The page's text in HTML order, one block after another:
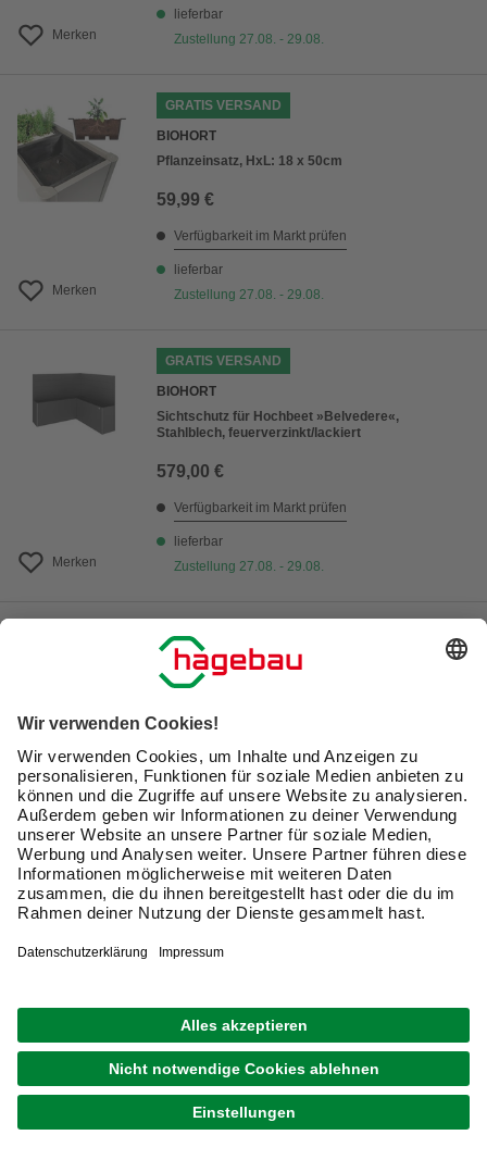
Merken
lieferbar
Zustellung 27.08. - 29.08.
Merken
GRATIS VERSAND
BIOHORT
Pflanzeinsatz, HxL: 18 x 50cm
59,99 €
Verfügbarkeit im Markt prüfen
lieferbar
Zustellung 27.08. - 29.08.
Merken
GRATIS VERSAND
BIOHORT
Sichtschutz für Hochbeet »Belvedere«,
Stahlblech, feuerverzinkt/lackiert
579,00 €
Verfügbarkeit im Markt prüfen
lieferbar
Zustellung 27.08. - 29.08.
Merken
GRATIS VERSAND
BIOHORT
Sichtschutz für Hochbeet »Belvedere«,
Verfügbarkeit im Markt prüfen
lieferbar
Zustellung 27.08. - 29.08.
GRATIS VERSAND
Sichtschutz für Hochbeet »Belvedere«,
419,00 €
Verfügbarkeit im Markt prüfen
lieferbar
Zustellung 27.08. - 29.08.